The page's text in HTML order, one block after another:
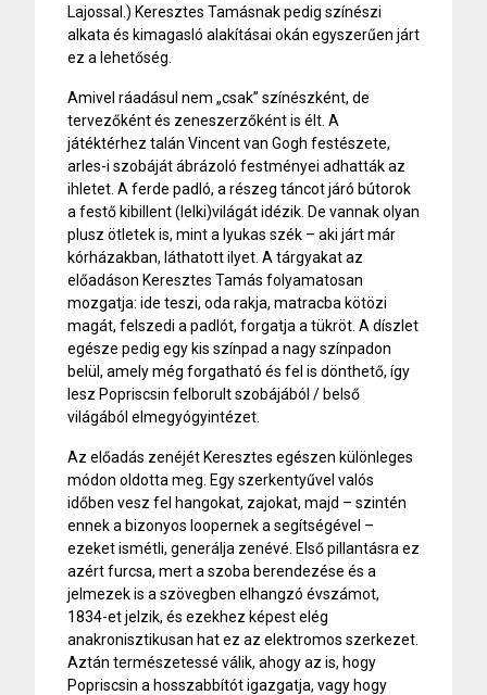
Lajossal.) Keresztes Tamásnak pedig színészi
alkata és kimagasló alakításai okán egyszerűen járt
ez a lehetőség.
Amivel ráadásul nem „csak” színészként, de
tervezőként és zeneszerzőként is élt. A
játéktérhez talán Vincent van Gogh festészete,
arles-i szobáját ábrázoló festményei adhatták az
ihletet. A ferde padló, a részeg táncot járó bútorok
a festő kibillent (lelki)világát idézik. De vannak olyan
plusz ötletek is, mint a lyukas szék – aki járt már
kórházakban, láthatott ilyet. A tárgyakat az
előadáson Keresztes Tamás folyamatosan
mozgatja: ide teszi, oda rakja, matracba kötözi
magát, felszedi a padlót, forgatja a tükröt. A díszlet
egésze pedig egy kis színpad a nagy színpadon
belül, amely még forgatható és fel is dönthető, így
lesz Popriscsin felborult szobájából / belső
világából elmegyógyintézet.
Az előadás zenéjét Keresztes egészen különleges
módon oldotta meg. Egy szerkentyűvel valós
időben vesz fel hangokat, zajokat, majd – szintén
ennek a bizonyos loopernek a segítségével –
ezeket ismétli, generálja zenévé. Első pillantásra ez
azért furcsa, mert a szoba berendezése és a
jelmezek is a szövegben elhangzó évszámot,
1834-et jelzik, és ezekhez képest elég
anakronisztikusan hat ez az elektromos szerkezet.
Aztán természetessé válik, ahogy az is, hogy
Popriscsin a hosszabbítót igazgatja, vagy hogy